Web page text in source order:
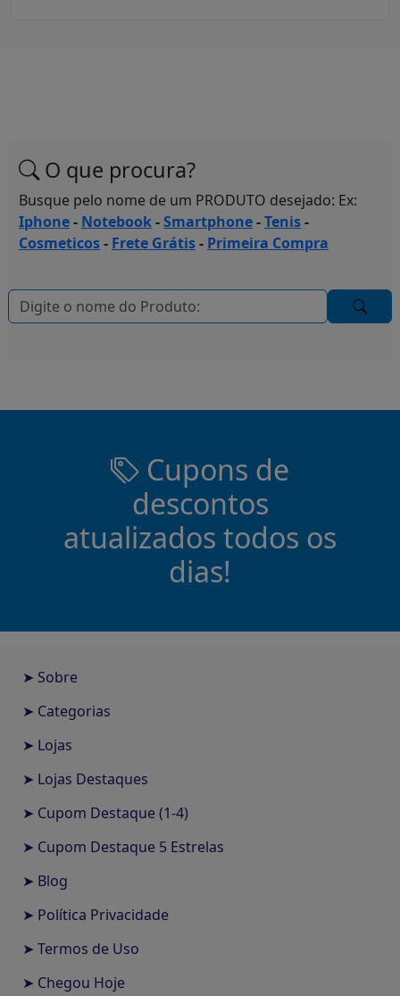
O que procura?
Busque pelo nome de um PRODUTO desejado: Ex:
Iphone- Notebook-Smartphone-Tenis-
Cosmeticos- Frete Grátis- Primeira Compra
Cupons de
descontos
atualizados todos os
dias!
➤ Sobre
➤ Categorias
➤ Lojas
➤ Lojas Destaques
➤ Cupom Destaque (1-4)
➤ Cupom Destaque 5 Estrelas
➤ Blog
➤ Política Privacidade
➤ Termos de Uso
➤ Chegou Hoje